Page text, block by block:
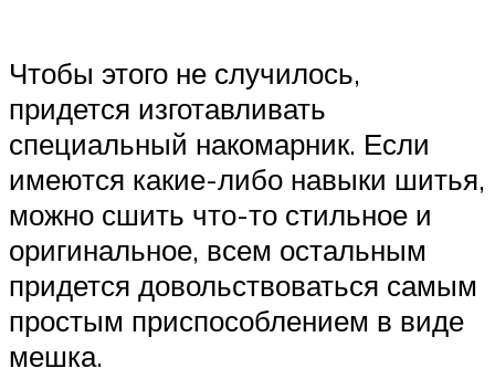
Чтобы этого не случилось,
придется изготавливать
специальный накомарник. Если
имеются какие-либо навыки шитья,
можно сшить что-то стильное и
оригинальное, всем остальным
придется довольствоваться самым
простым приспособлением в виде
мешка.